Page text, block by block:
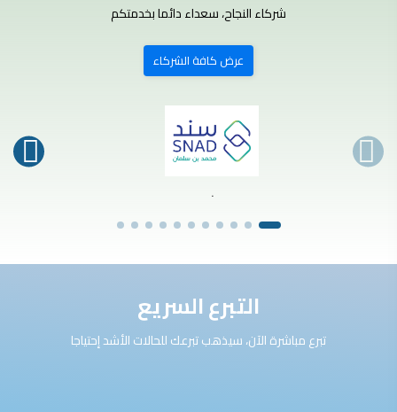
شركاء النجاح، سعداء دائما بخدمتكم
عرض كافة الشركاء
.
التبرع السريع
تبرع مباشرة الآن، سيذهب تبرعك للحالات الأشد إحتياجا